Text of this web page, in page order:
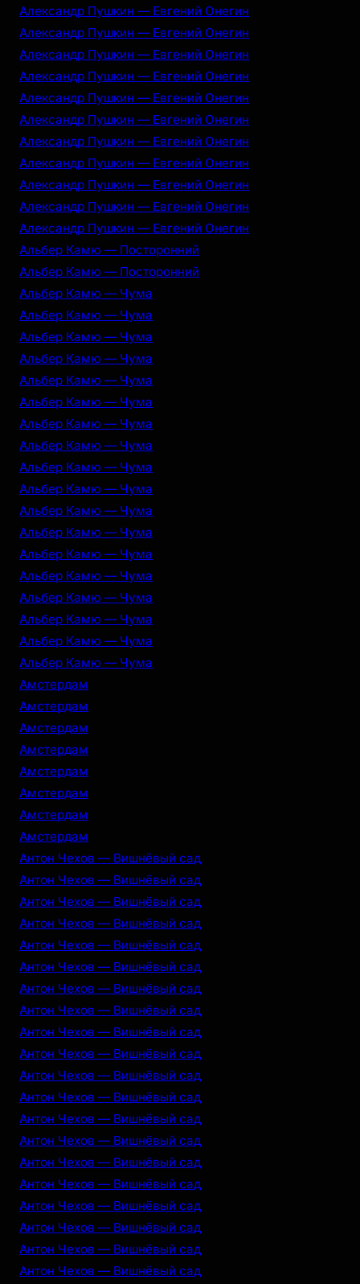
Александр Пушкин — Евгений Онегин
Александр Пушкин — Евгений Онегин
Александр Пушкин — Евгений Онегин
Александр Пушкин — Евгений Онегин
Александр Пушкин — Евгений Онегин
Александр Пушкин — Евгений Онегин
Александр Пушкин — Евгений Онегин
Александр Пушкин — Евгений Онегин
Александр Пушкин — Евгений Онегин
Александр Пушкин — Евгений Онегин
Александр Пушкин — Евгений Онегин
Альбер Камю — Посторонний
Альбер Камю — Посторонний
Альбер Камю — Чума
Альбер Камю — Чума
Альбер Камю — Чума
Альбер Камю — Чума
Альбер Камю — Чума
Альбер Камю — Чума
Альбер Камю — Чума
Альбер Камю — Чума
Альбер Камю — Чума
Альбер Камю — Чума
Альбер Камю — Чума
Альбер Камю — Чума
Альбер Камю — Чума
Альбер Камю — Чума
Альбер Камю — Чума
Альбер Камю — Чума
Альбер Камю — Чума
Альбер Камю — Чума
Амстердам
Амстердам
Амстердам
Амстердам
Амстердам
Амстердам
Амстердам
Амстердам
Антон Чехов — Вишнёвый сад
Антон Чехов — Вишнёвый сад
Антон Чехов — Вишнёвый сад
Антон Чехов — Вишнёвый сад
Антон Чехов — Вишнёвый сад
Антон Чехов — Вишнёвый сад
Антон Чехов — Вишнёвый сад
Антон Чехов — Вишнёвый сад
Антон Чехов — Вишнёвый сад
Антон Чехов — Вишнёвый сад
Антон Чехов — Вишнёвый сад
Антон Чехов — Вишнёвый сад
Антон Чехов — Вишнёвый сад
Антон Чехов — Вишнёвый сад
Антон Чехов — Вишнёвый сад
Антон Чехов — Вишнёвый сад
Антон Чехов — Вишнёвый сад
Антон Чехов — Вишнёвый сад
Антон Чехов — Вишнёвый сад
Антон Чехов — Вишнёвый сад